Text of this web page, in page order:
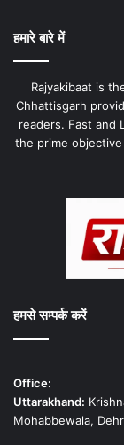
हमारे बारे में
Rajyakibaat is
Chhattisgarh
readers. Fast and
the prime
हमसे सम्पर्क करें
Office:
Uttarakhand:
Mohabbewala,